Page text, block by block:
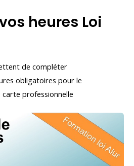
heures Loi
de compléter
obligatoires pour le
professionnelle